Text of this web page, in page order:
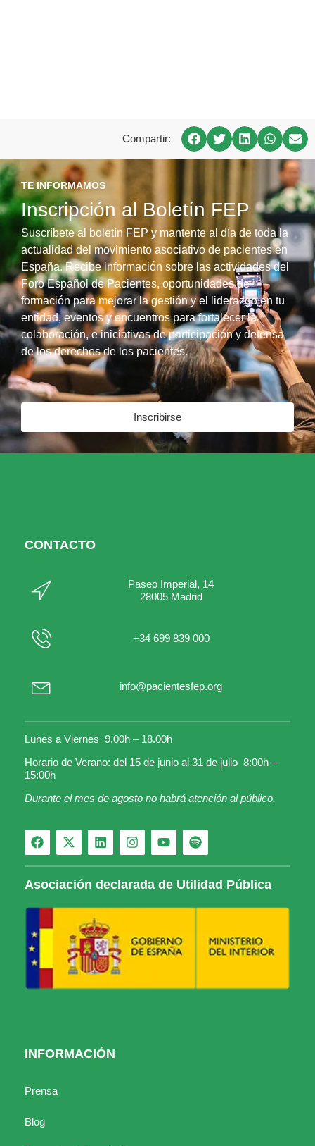
Compartir:
TE INFORMAMOS
Inscripción al Boletín FEP
Suscríbete al boletín FEP y mantente al día de toda la
actualidad del movimiento asociativo de pacientes en
España. Recibe información sobre las actividades del
Foro Español de Pacientes, oportunidades de
formación para mejorar la gestión y el liderazgo en tu
entidad, eventos y encuentros para fortalecer la
colaboración, e iniciativas de participación y defensa
de los derechos de los pacientes.
Inscribirse
CONTACTO
Paseo Imperial, 14
28005 Madrid
+34 699 839 000
info@pacientesfep.org
Lunes a Viernes 9.00h – 18.00h
Horario de Verano: del 15 de junio al 31 de julio 8:00h –
15:00h
Durante el mes de agosto no habrá atención al público.
Asociación declarada de Utilidad Pública
INFORMACIÓN
Prensa
Blog